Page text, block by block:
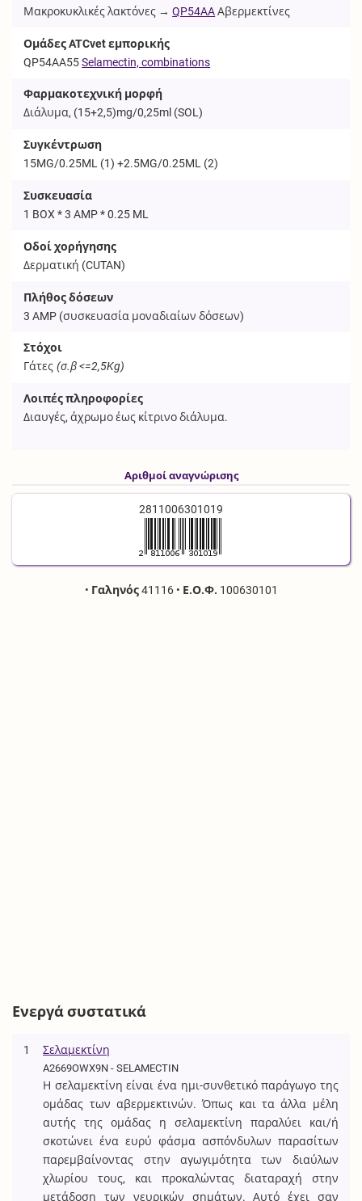
Μακροκυκλικές λακτόνες →QP54AAΑβερμεκτίνες
Ομάδες ATCvet εμπορικής
QP54AA55Selamectin, combinations
Φαρμακοτεχνική μορφή
Διάλυμα, (15+2,5)mg/0,25ml (SOL)
Συγκέντρωση
15MG/0.25ML (1) +2.5MG/0.25ML (2)
Συσκευασία
1 BOX * 3 AMP * 0.25 ML
Οδοί χορήγησης
Δερματική (CUTAN)
Πλήθος δόσεων
3AMP (συσκευασία μοναδιαίων δόσεων)
Στόχοι
Γάτες (σ.β <=2,5Kg)
Λοιπές πληροφορίες
Διαυγές, άχρωμο έως κίτρινο διάλυμα.
Αριθμοί αναγνώρισης
2811006301019
• Γαληνός41116 • Ε.Ο.Φ. 100630101
Ενεργά συστατικά
1 Σελαμεκτίνη
A2669OWX9N - SELAMECTIN
Η σελαμεκτίνη είναι ένα ημι-συνθετικό παράγωγο της
ομάδας των αβερμεκτινών. Όπως και τα άλλα μέλη
αυτής της ομάδας η σελαμεκτίνη παραλύει και/ή
σκοτώνει ένα ευρύ φάσμα ασπόνδυλων παρασίτων
παρεμβαίνοντας στην αγωγιμότητα των διαύλων
χλωρίου τους, και προκαλώντας διαταραχή στην
μετάδοση των νευρικών σημάτων. Αυτό έχει σαν